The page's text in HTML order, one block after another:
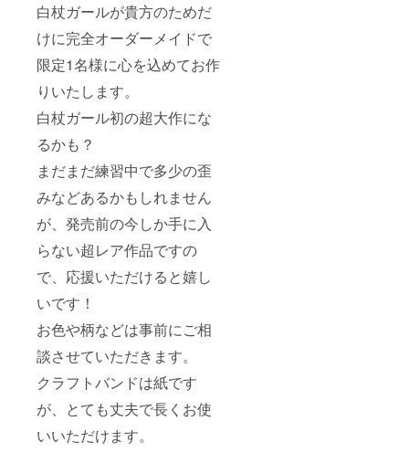
白杖ガールが貴方のためだ
けに完全オーダーメイドで
限定1名様に心を込めてお作
りいたします。
白杖ガール初の超大作にな
るかも？
まだまだ練習中で多少の歪
みなどあるかもしれません
が、発売前の今しか手に入
らない超レア作品ですの
で、応援いただけると嬉し
いです！
お色や柄などは事前にご相
談させていただきます。
クラフトバンドは紙です
が、とても丈夫で長くお使
いいただけます。